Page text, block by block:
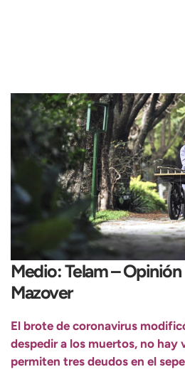
Medio: Telam –
Mazover
El brote de coronavirus
despedir a los muertos, no hay
permiten tres deudos en el